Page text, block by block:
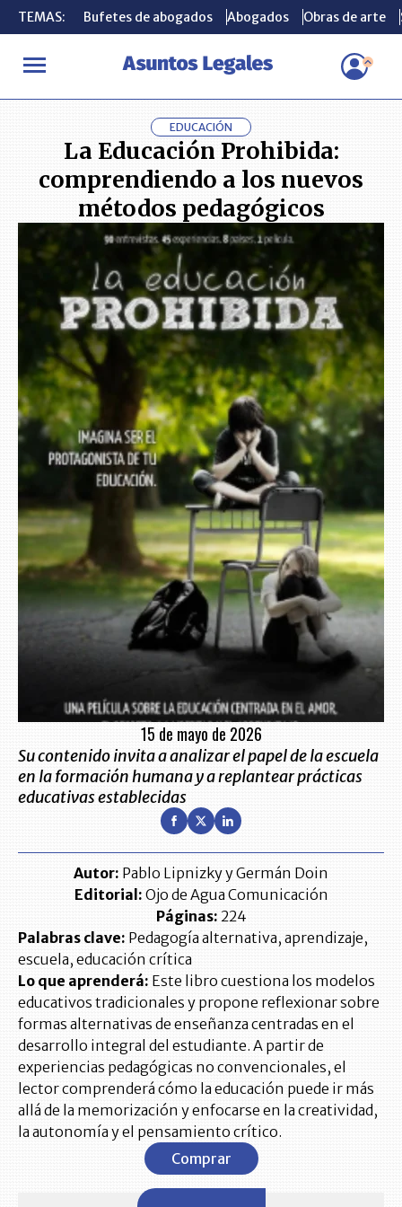
TEMAS: Bufetes de abogados Abogados Obras de arte
INICIO LIBROS La Educación Prohibida: comprendiendo a los
TEMAS: Bufetes de abogados Abogados Obras de arte
EDUCACIÓN
La Educación Prohibida:
comprendiendo a los nuevos
métodos pedagógicos
15 de mayo de 2026
Su contenido invita a analizar el papel de la escuela
en la formación humana y a replantear prácticas
educativas establecidas
Autor: Pablo Lipnizky y Germán Doin
Editorial: Ojo de Agua Comunicación
Páginas: 224
Palabras clave: Pedagogía alternativa, aprendizaje,
escuela, educación crítica
Lo que aprenderá: Este libro cuestiona los modelos
educativos tradicionales y propone reflexionar sobre
formas alternativas de enseñanza centradas en el
desarrollo integral del estudiante. A partir de
experiencias pedagógicas no convencionales, el
lector comprenderá cómo la educación puede ir más
allá de la memorización y enfocarse en la creatividad,
la autonomía y el pensamiento crítico.
Comprar